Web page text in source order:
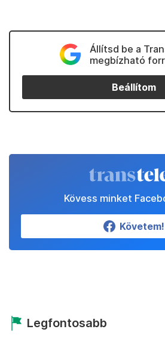
Állítsd be a
megbízható
Beállítom
Kövess minket
Követem!
Legfontosabb